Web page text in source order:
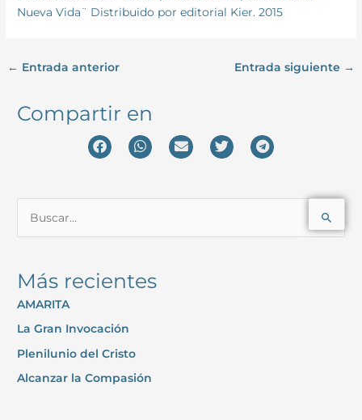
Nueva Vida¨ Distribuido por editorial Kier. 2015
← Entrada anterior Entrada siguiente →
Compartir en
c
a
r
p
o
Más recientes
AMARITA
La Gran Invocación
Plenilunio del Cristo
Alcanzar la Compasión